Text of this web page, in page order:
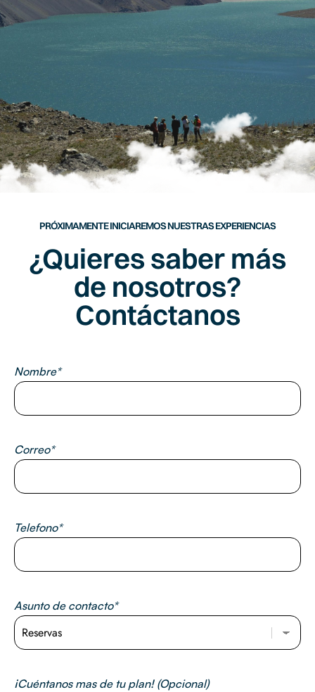
PRÓXIMAMENTE INICIAREMOS NUESTRAS EXPERIENCIAS
¿Quieres saber más
de nosotros?
Contáctanos
Nombre*
Correo*
Telefono*
Asunto de contacto*
¡Cuéntanos mas de tu plan! (Opcional)